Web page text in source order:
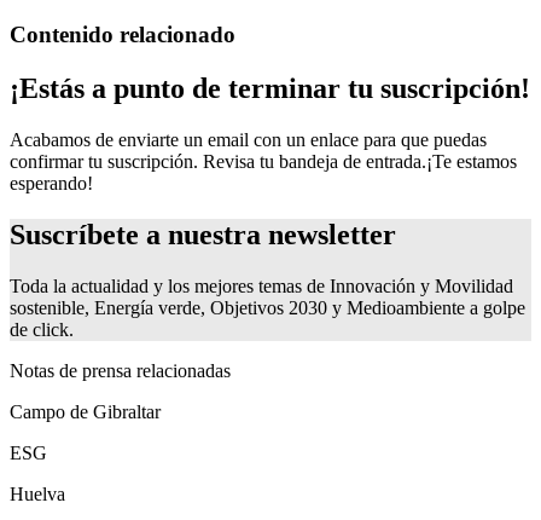
Contenido relacionado
¡Estás a punto de terminar tu suscripción!
Acabamos de enviarte un email con un enlace para que puedas
confirmar tu suscripción. Revisa tu bandeja de entrada.¡Te estamos
esperando!
Suscríbete a nuestra newsletter
Toda la actualidad y los mejores temas de Innovación y Movilidad
sostenible, Energía verde, Objetivos 2030 y Medioambiente a golpe
de click.
Notas de prensa relacionadas
Campo de Gibraltar
ESG
Huelva